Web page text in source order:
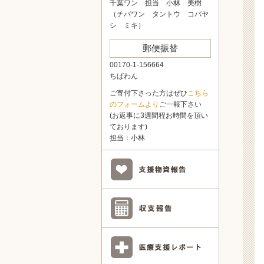
千葉ワン 担当 小林 美樹
（チバワン タントウ コバヤ
シ ミキ）
郵便振替
00170-1-156664
ちばわん
ご寄付下さった方はぜひこちら
のフォームより ご一報下さい
(お返事に3週間程お時間を頂い
ております)
担当：小林